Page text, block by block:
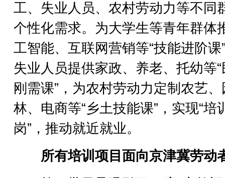
工、失业人员、农村劳动力等不同
个性化需求。为大学生等青年群体
工智能、互联网营销等“技能进阶课
失业人员提供家政、养老、托幼等
刚需课”，为农村劳动力定制农艺、
林、电商等“乡土技能课”，实现“培
岗”，推动就近就业。
所有培训项目面向京津冀劳动